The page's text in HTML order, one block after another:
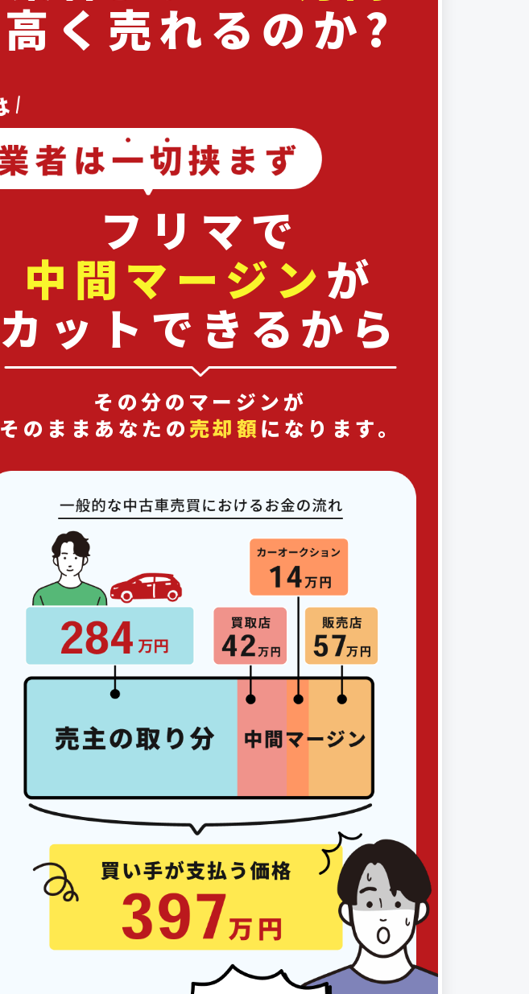
高く売れるのか?
フリマで
中間マージンが
カットできるから
その分のマージンが
そのままあなたの売却額になります。